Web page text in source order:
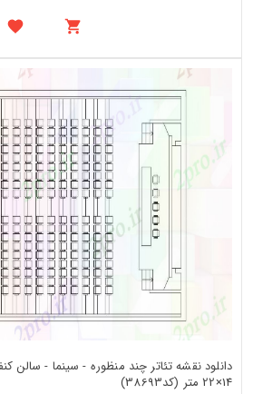
دانلود نقشه تئاتر چند منظوره - سینما - سالن
14×22 متر (کد38693)